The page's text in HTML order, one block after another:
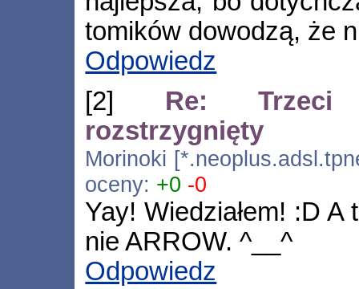
tomików dowodzą, że
Odpowiedz
[2] Re: Trzeci
rozstrzygnięty
Morinoki
oceny: +0 -0
Yay! Wiedziałem! :D
nie ARROW. ^__^
Odpowiedz